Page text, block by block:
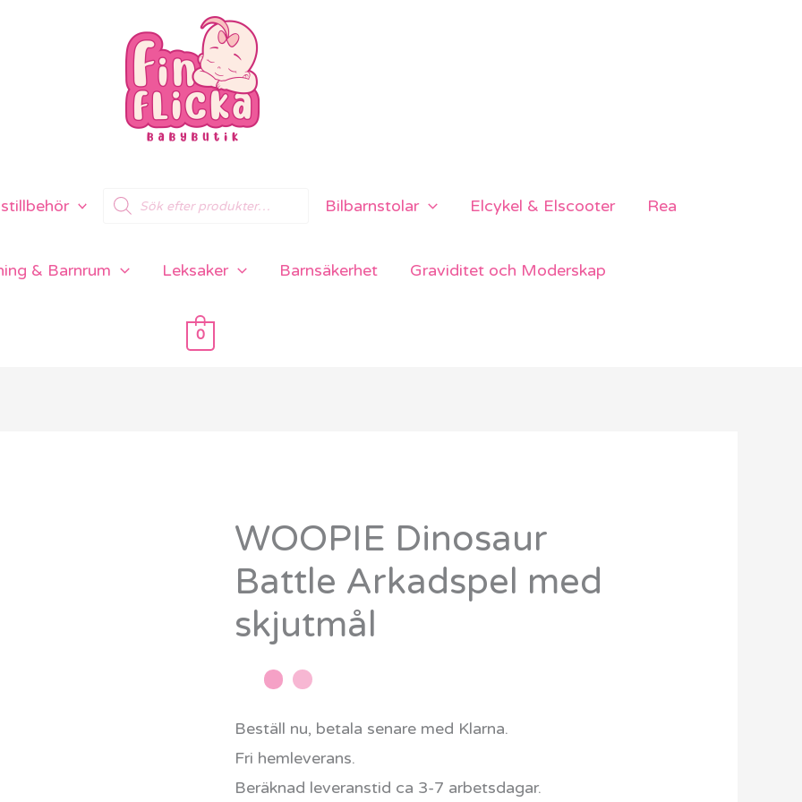
Products
search
Bilbarnstolar Elcykel & Elscooter Rea
& Barnrum Leksaker Barnsäkerhet Graviditet och Moderskap
0
WOOPIE Dinosaur
Battle Arkadspel med
skjutmål
Beställ nu, betala senare med Klarna.
Fri hemleverans.
Beräknad leveranstid ca 3-7 arbetsdagar.
WOOPIE
Battle
Arkadspel
skjutmål